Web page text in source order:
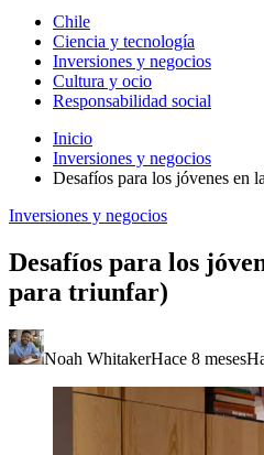
Chile
Ciencia y tecnología
Inversiones y negocios
Cultura y ocio
Responsabilidad social
Inicio
Inversiones y negocios
Desafíos para los jóvenes en
Inversiones y negocios
Desafíos para los
para triunfar)
Noah WhitakerHace 8 meses